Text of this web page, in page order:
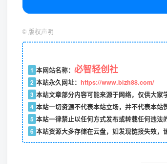
© 版权声明
1 本网站名称： 必智轻创社
2 本站永久网址： https://www.bizh88.com/
3 本站文章部分内容可能来源于网络，仅供大家
4 本站一切资源不代表本站立场，并不代表本站
5 本站一律禁止以任何方式发布或转载任何违法
6 本站资源大多存储在云盘，如发现链接失效，